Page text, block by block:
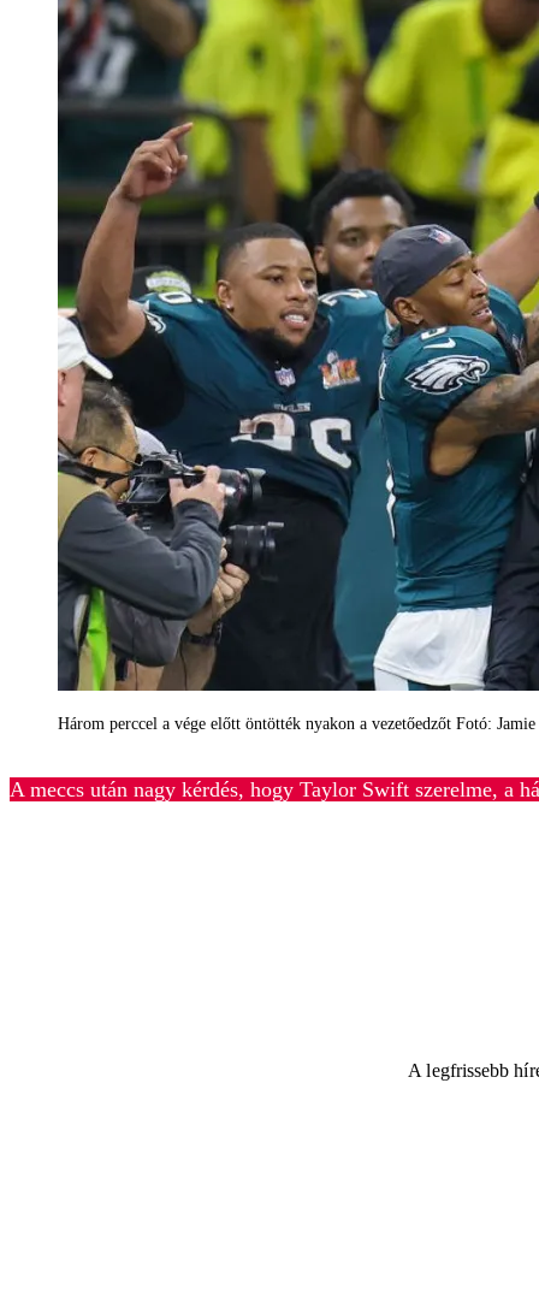
Három perccel a vége előtt öntötték nyakon a vezetőedzőt Fotó:
A meccs után nagy kérdés, hogy Taylor Swift szerelme, a
A legfrissebb